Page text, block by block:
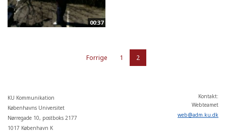
00:37
Forrige 1 2
KU Kommunikation
Københavns Universitet
Nørregade 10, postboks 2177
1017 København K
Kontakt:
Webteamet
web@adm.ku.dk